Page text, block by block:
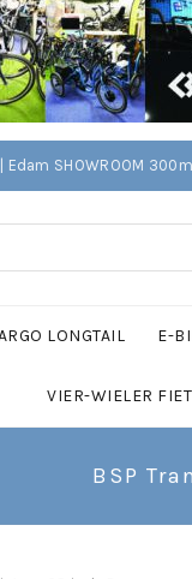
SHOWROOM
LONGTAIL E-
VIER-WIELER
BSP